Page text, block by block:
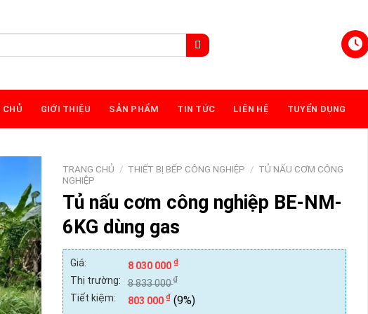
CHỦ GIỚI THIỆU SẢN PHẨM TIN TỨC LIÊN HỆ TUYỂN DỤNG
TRANG CHỦ / THIẾT BỊ BẾP CÔNG NGHIỆP / TỦ NẤU CƠM CÔNG
NGHIỆP
Tủ nấu cơm công nghiệp BE-NM-
6KG dùng gas
Giá: 8 030 000 ₫
Thị trường: 8 833 000₫
Tiết kiệm: 803 000 ₫ (9%)